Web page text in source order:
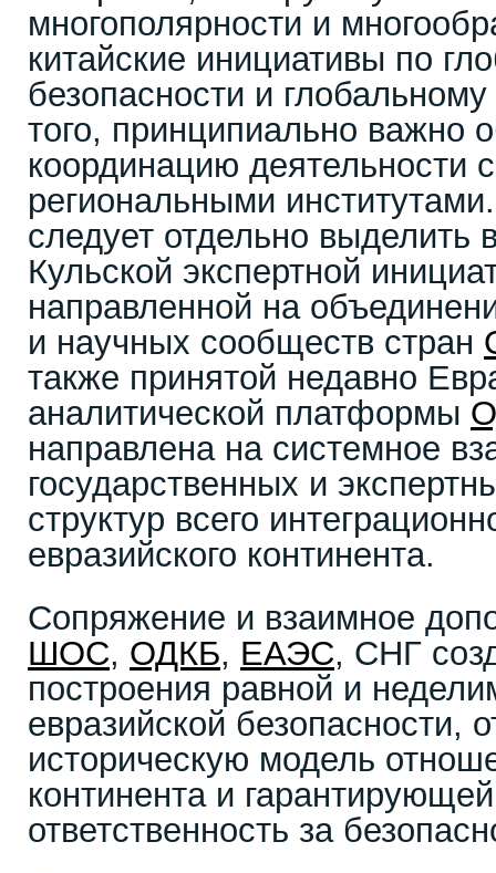
многополярности и
китайские инициативы по
безопасности и
того, принципиально важно
координацию деятельности
региональными
следует отдельно выделить
Кульской экспертной
направленной на
и научных сообществ стран
также принятой недавно
аналитической платформы
направлена на системное
государственных и
структур всего
евразийского континента.
Сопряжение и взаимное
ШОС, ОДКБ, ЕАЭС, СНГ
построения равной и
евразийской безопасности,
историческую модель
континента и
ответственность за